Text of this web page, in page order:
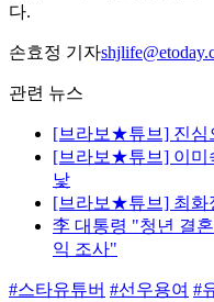
다.
손효정 기자
관련 뉴스
[브라보★튜브] 진심
[브라보★튜브] 이미
낯
[브라보★튜브] 최화
李 대통령 "청년 결
익 조사"
#스타유튜버 #선우용여 #